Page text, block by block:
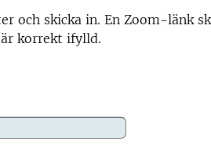
och skicka in. En Zoom-länk
korrekt ifylld.